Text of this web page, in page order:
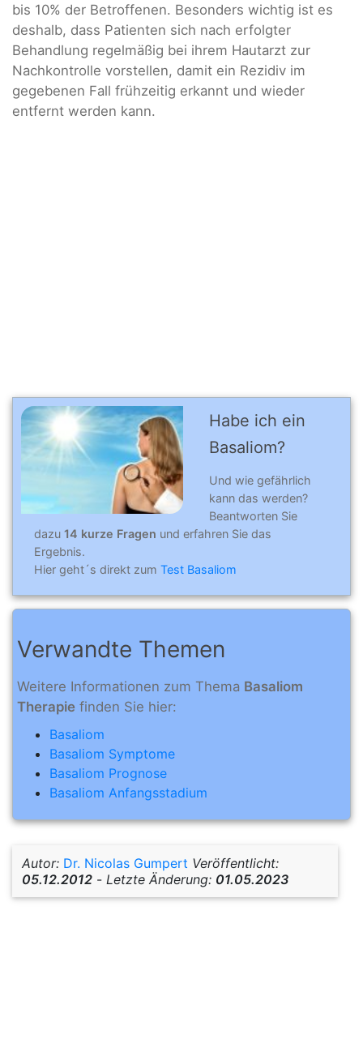
bis 10% der Betroffenen. Besonders wichtig ist es
deshalb, dass Patienten sich nach erfolgter
Behandlung regelmäßig bei ihrem Hautarzt zur
Nachkontrolle vorstellen, damit ein Rezidiv im
gegebenen Fall frühzeitig erkannt und wieder
entfernt werden kann.
Habe ich ein
Basaliom?
Und wie gefährlich
kann das werden?
Beantworten Sie
dazu 14 kurze Fragen und erfahren Sie das
Ergebnis.
Hier geht´s direkt zum Test Basaliom
Verwandte Themen
Weitere Informationen zum Thema Basaliom
Therapie finden Sie hier:
Basaliom
Basaliom Symptome
Basaliom Prognose
Basaliom Anfangsstadium
Autor: Dr. Nicolas Gumpert Veröffentlicht:
05.12.2012 - Letzte Änderung: 01.05.2023